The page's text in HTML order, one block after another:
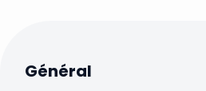
Général